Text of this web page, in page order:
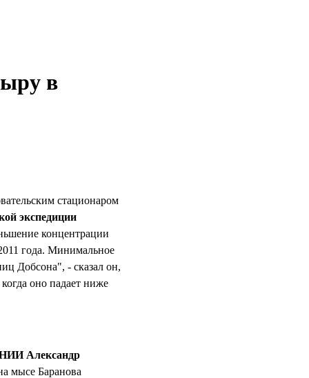
в
стационаром
экспедиции
концентрации
года. Минимальное
Добсона", - сказал он,
оно падает ниже
НИИ Александр
мысе Баранова